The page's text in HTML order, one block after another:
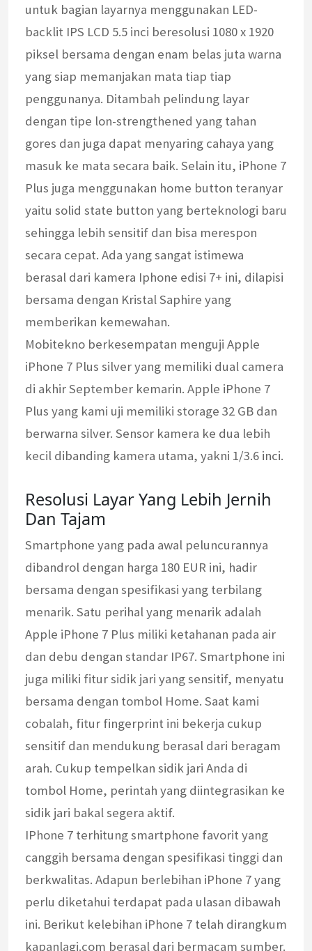
untuk bagian layarnya menggunakan LED-
backlit IPS LCD 5.5 inci beresolusi 1080 x 1920
piksel bersama dengan enam belas juta warna
yang siap memanjakan mata tiap tiap
penggunanya. Ditambah pelindung layar
dengan tipe lon-strengthened yang tahan
gores dan juga dapat menyaring cahaya yang
masuk ke mata secara baik. Selain itu, iPhone 7
Plus juga menggunakan home button teranyar
yaitu solid state button yang berteknologi baru
sehingga lebih sensitif dan bisa merespon
secara cepat. Ada yang sangat istimewa
berasal dari kamera Iphone edisi 7+ ini, dilapisi
bersama dengan Kristal Saphire yang
memberikan kemewahan.
Mobitekno berkesempatan menguji Apple
iPhone 7 Plus silver yang memiliki dual camera
di akhir September kemarin. Apple iPhone 7
Plus yang kami uji memiliki storage 32 GB dan
berwarna silver. Sensor kamera ke dua lebih
kecil dibanding kamera utama, yakni 1/3.6 inci.
Resolusi Layar Yang Lebih Jernih
Dan Tajam
Smartphone yang pada awal peluncurannya
dibandrol dengan harga 180 EUR ini, hadir
bersama dengan spesifikasi yang terbilang
menarik. Satu perihal yang menarik adalah
Apple iPhone 7 Plus miliki ketahanan pada air
dan debu dengan standar IP67. Smartphone ini
juga miliki fitur sidik jari yang sensitif, menyatu
bersama dengan tombol Home. Saat kami
cobalah, fitur fingerprint ini bekerja cukup
sensitif dan mendukung berasal dari beragam
arah. Cukup tempelkan sidik jari Anda di
tombol Home, perintah yang diintegrasikan ke
sidik jari bakal segera aktif.
IPhone 7 terhitung smartphone favorit yang
canggih bersama dengan spesifikasi tinggi dan
berkwalitas. Adapun berlebihan iPhone 7 yang
perlu diketahui terdapat pada ulasan dibawah
ini. Berikut kelebihan iPhone 7 telah dirangkum
kapanlagi.com berasal dari bermacam sumber.